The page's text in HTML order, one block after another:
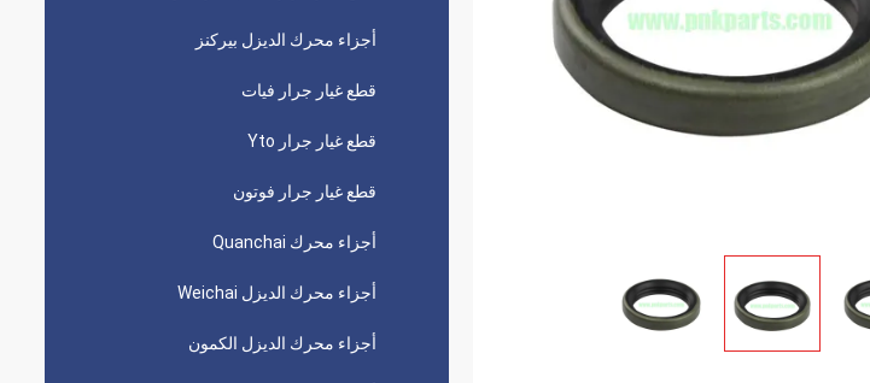
أجزاء محرك الديزل بيركنز
قطع غيار جرار فيات
قطع غيار جرار Yto
قطع غيار جرار فوتون
أجزاء محرك Quanchai
أجزاء محرك الديزل Weichai
أجزاء محرك الديزل الكمون